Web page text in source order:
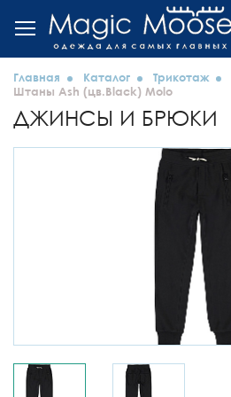
Главная Каталог Трикотаж
Штаны Ash (цв.Black) Molo
ДЖИНСЫ И БРЮКИ